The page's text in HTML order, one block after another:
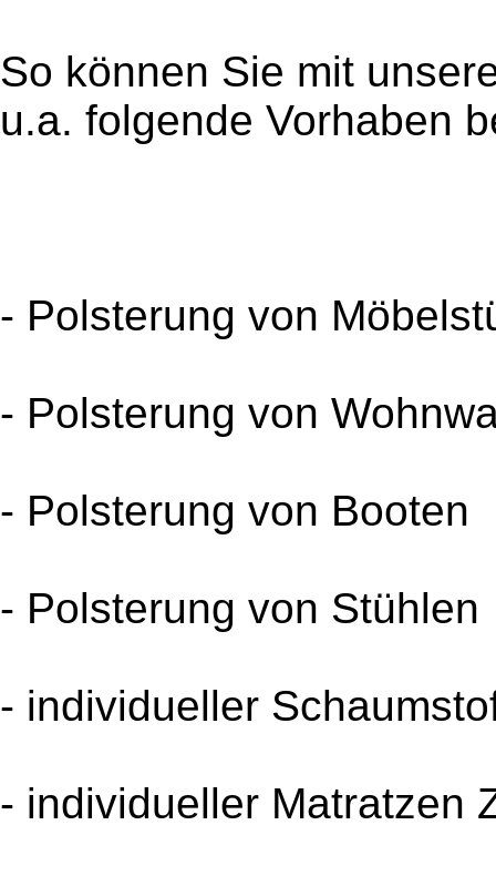
So können Sie mit
u.a. folgende Vorhaben
- Polsterung von
- Polsterung von
- Polsterung von Booten
- Polsterung von Stühlen
- individueller
- individueller Matratzen